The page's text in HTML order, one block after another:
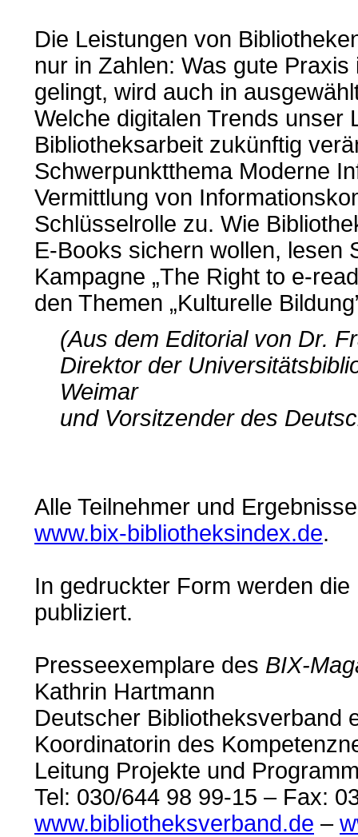
Die Leistungen von
nur in Zahlen: Was gute
gelingt, wird auch in
Welche digitalen Trends unser
Bibliotheksarbeit zukünftig
Schwerpunktthema Moderne
Vermittlung von
Schlüsselrolle zu. Wie
E-Books sichern wollen, lesen
Kampagne „The Right to e-
den Themen „Kulturelle
(Aus dem Editorial von Dr.
Direktor der
Weimar
und Vorsitzender des
Alle Teilnehmer und
www.bix-bibliotheksindex.de.
In gedruckter Form werden
publiziert.
Presseexemplare des BIX-
Kathrin Hartmann
Deutscher Bibliotheksverband
Koordinatorin des
Leitung Projekte und
Tel: 030/644 98 99-15 – Fax:
www.bibliotheksverband.de –